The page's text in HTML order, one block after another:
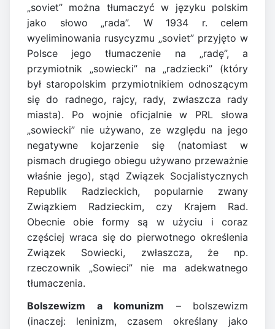
„soviet” można tłumaczyć w języku polskim
jako słowo „rada”. W 1934 r. celem
wyeliminowania rusycyzmu „soviet” przyjęto w
Polsce jego tłumaczenie na „radę”, a
przymiotnik „sowiecki” na „radziecki” (który
był staropolskim przymiotnikiem odnoszącym
się do radnego, rajcy, rady, zwłaszcza rady
miasta). Po wojnie oficjalnie w PRL słowa
„sowiecki” nie używano, ze względu na jego
negatywne kojarzenie się (natomiast w
pismach drugiego obiegu używano przeważnie
właśnie jego), stąd Związek Socjalistycznych
Republik Radzieckich, popularnie zwany
Związkiem Radzieckim, czy Krajem Rad.
Obecnie obie formy są w użyciu i coraz
częściej wraca się do pierwotnego określenia
Związek Sowiecki, zwłaszcza, że np.
rzeczownik „Sowieci” nie ma adekwatnego
tłumaczenia.
Bolszewizm a komunizm – bolszewizm
(inaczej: leninizm, czasem określany jako